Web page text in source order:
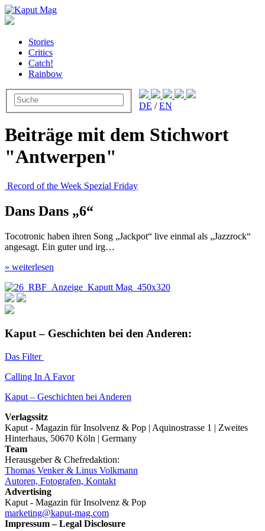
Stories
Critics
Catch!
Rainbow
DE /EN
Beiträge mit dem Stichwort
"Antwerpen"
Record of the Week Spezial Friday
Dans Dans „6“
Tocotronic haben ihren Song „Jackpot“ live einmal als „Jazzrock“
angesagt. Ein guter und irg…
» weiterlesen
Kaput – Geschichten bei den Anderen:
Das Filter
Calling In A Favor
Kaput – Geschichten bei Anderen
Verlagssitz
Kaput - Magazin für Insolvenz & Pop | Aquinostrasse 1 | Zweites
Hinterhaus, 50670 Köln | Germany
Team
Herausgeber & Chefredaktion:
Thomas Venker & Linus Volkmann
Autoren, Fotografen, Kontakt
Advertising
Kaput - Magazin für Insolvenz & Pop
marketing@kaput-mag.com
Impressum – Legal Disclosure